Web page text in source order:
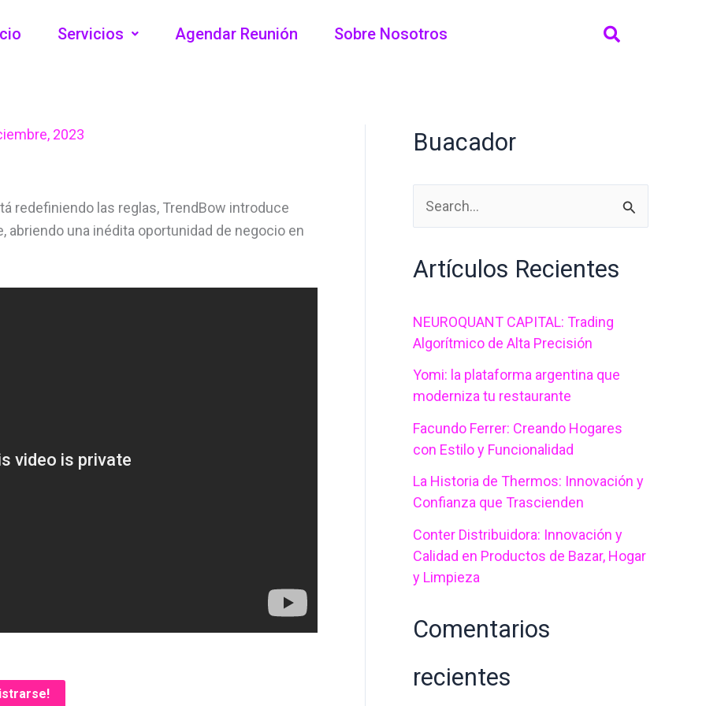
Servicios Agendar Reunión Sobre Nosotros
2023
redefiniendo las reglas, TrendBow introduce
abriendo una inédita oportunidad de negocio en
Buacador
s
a
r
p
r
Artículos Recientes
NEUROQUANT CAPITAL: Trading
Algorítmico de Alta Precisión
Yomi: la plataforma argentina que
moderniza tu restaurante
Facundo Ferrer: Creando Hogares
con Estilo y Funcionalidad
La Historia de Thermos: Innovación y
Confianza que Trascienden
Conter Distribuidora: Innovación y
Calidad en Productos de Bazar, Hogar
y Limpieza
Comentarios
recientes